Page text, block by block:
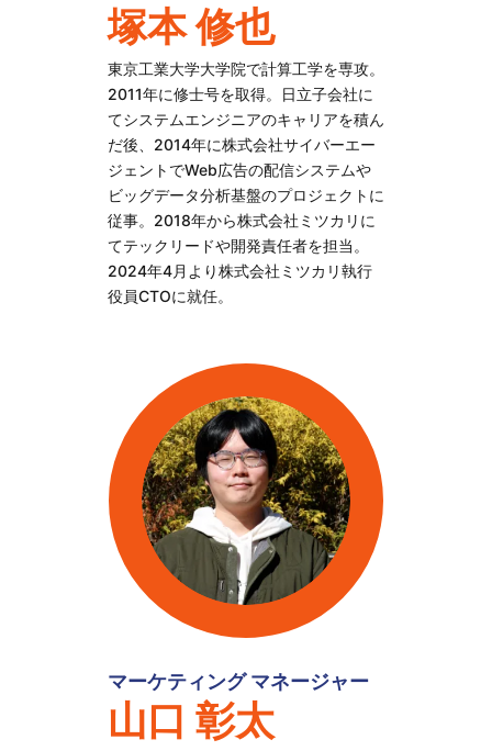
塚本 修也
東京工業大学大学院で計算工学を専攻。
2011年に修士号を取得。日立子会社に
てシステムエンジニアのキャリアを積ん
だ後、2014年に株式会社サイバーエー
ジェントでWeb広告の配信システムや
ビッグデータ分析基盤のプロジェクトに
従事。2018年から株式会社ミツカリに
てテックリードや開発責任者を担当。
2024年4月より株式会社ミツカリ執行
役員CTOに就任。
マーケティング マネージャー
山口 彰太